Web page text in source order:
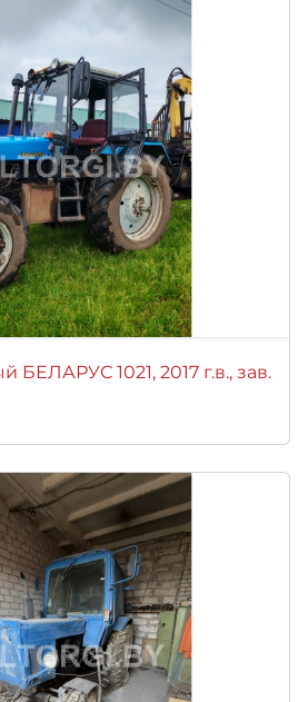
БЕЛАРУС 1021, 2017 г.в., зав.